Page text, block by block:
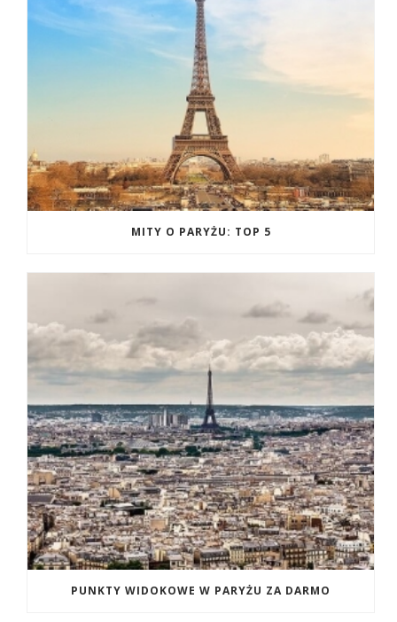
MITY O PARYŻU: TOP 5
PUNKTY WIDOKOWE W PARYŻU ZA DARMO